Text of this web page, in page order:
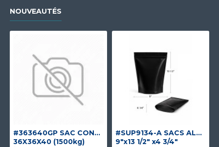
NOUVEAUTÉS
#363640GP SAC CONTENEUR GOUL/PLAT UV UNIQUE
36X36X40 (1500kg)
#SUP9134-A SACS ALUMINIUM NOIR MAT DEBOUT
9"x13 1/2" x4 3/4"